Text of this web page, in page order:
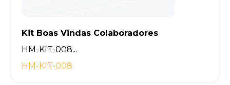
Kit Boas Vindas Colaboradores
HM-KIT-008...
HM-KIT-008
Kit Boas Vindas Empresa
Kit Boas Vindas Empresas
Kit Brinde Corporativo